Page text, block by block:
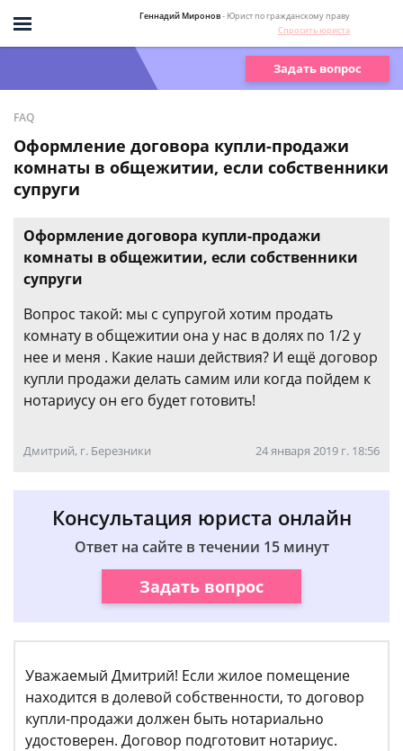
Геннадий Миронов- Юрист по гражданскому праву
Спросить юриста
Задать вопрос
FAQ
Оформление договора купли-продажи
комнаты в общежитии, если собственники
супруги
Оформление договора купли-продажи
комнаты в общежитии, если собственники
супруги
Вопрос такой: мы с супругой хотим продать
комнату в общежитии она у нас в долях по 1/2 у
нее и меня . Какие наши действия? И ещё договор
купли продажи делать самим или когда пойдем к
нотариусу он его будет готовить!
Дмитрий, г. Березники 24 января 2019 г. 18:56
Консультация юриста онлайн
Ответ на сайте в течении 15 минут
Задать вопрос
Уважаемый Дмитрий! Если жилое помещение
находится в долевой собственности, то договор
купли-продажи должен быть нотариально
удостоверен. Договор подготовит нотариус.